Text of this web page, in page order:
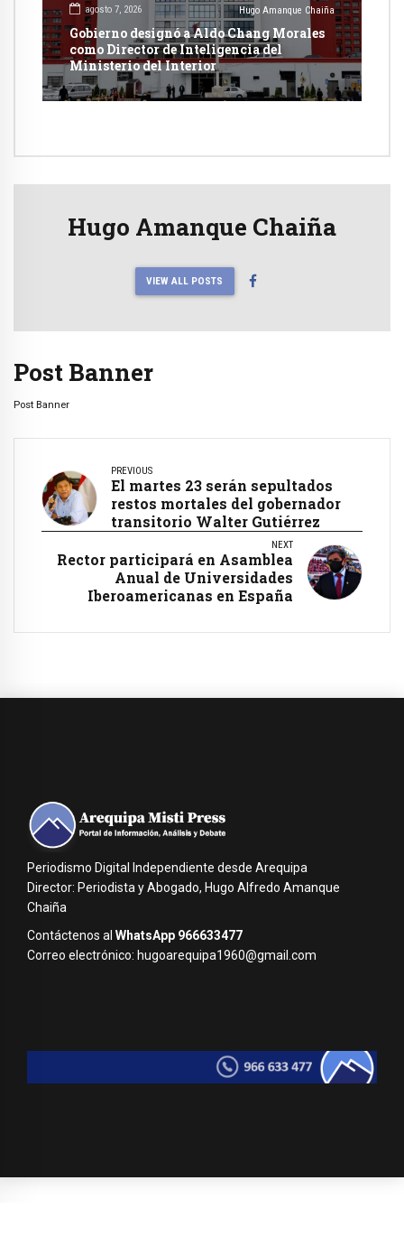
agosto 7, 2026 Hugo Amanque Chaiña
Gobierno designó a Aldo Chang Morales
como Director de Inteligencia del
Ministerio del Interior
Hugo Amanque Chaiña
VIEW ALL POSTS
Post Banner
Post Banner
PREVIOUS
El martes 23 serán sepultados
restos mortales del gobernador
transitorio Walter Gutiérrez
NEXT
Rector participará en Asamblea
Anual de Universidades
Iberoamericanas en España
Periodismo Digital Independiente desde Arequipa
Director: Periodista y Abogado, Hugo Alfredo Amanque
Chaiña
Contáctenos al WhatsApp 966633477
Correo electrónico: hugoarequipa1960@gmail.com